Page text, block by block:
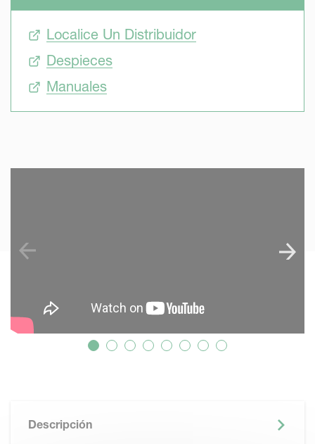
Localice Un Distribuidor
Despieces
Manuales
Descripción